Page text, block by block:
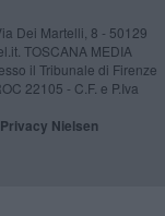
Dei Martelli, 8 - 50129
TOSCANA MEDIA
il Tribunale di Firenze
22105 - C.F. e P.Iva
Privacy Nielsen